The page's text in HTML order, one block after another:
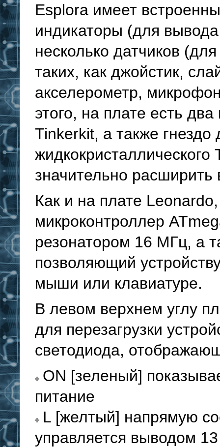
Esplora имеет
индикаторы (для
несколько датчиков
таких, как джойстик,
акселерометр,
этого, на плате есть
Tinkerkit, а также
значительно расширить
Как и на плате
микроконтроллер
резонатором 16 МГц, а
позволяющий
мыши или клавиатуре.
В левом верхнем углу
для перезагрузки
светодиода,
ON [зеленый]
питание
L [желтый] напрямую
управляется выводом 13